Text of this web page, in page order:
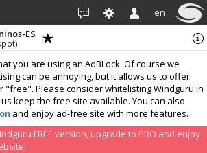
en
you are using an AdBLock. Of course we
can be annoying, but it allows us to offer
Please consider whitelisting Windguru in
keep the free site available. You can also
and enjoy ad-free site with more features.
FREE version, upgrade to PRO and enjoy
ES